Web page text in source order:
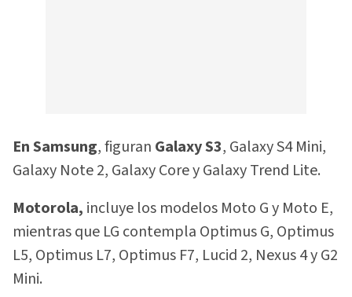
En Samsung, figuran Galaxy S3, Galaxy S4 Mini,
Galaxy Note 2, Galaxy Core y Galaxy Trend Lite.
Motorola, incluye los modelos Moto G y Moto E,
mientras que LG contempla Optimus G, Optimus
L5, Optimus L7, Optimus F7, Lucid 2, Nexus 4 y G2
Mini.